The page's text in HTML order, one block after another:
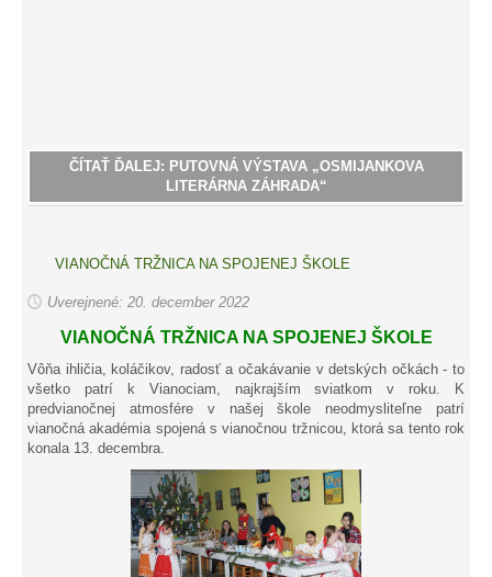
ČÍTAŤ ĎALEJ: PUTOVNÁ VÝSTAVA „OSMIJANKOVA
LITERÁRNA ZÁHRADA“
VIANOČNÁ TRŽNICA NA SPOJENEJ ŠKOLE
Uverejnené: 20. december 2022
VIANOČNÁ TRŽNICA NA SPOJENEJ ŠKOLE
Vôňa ihličia, koláčikov, radosť a očakávanie v detských očkách - to
všetko patrí k Vianociam, najkrajším sviatkom v roku. K
predvianočnej atmosfére v našej škole neodmysliteľne patrí
vianočná akadémia spojená s vianočnou tržnicou, ktorá sa tento rok
konala 13. decembra.